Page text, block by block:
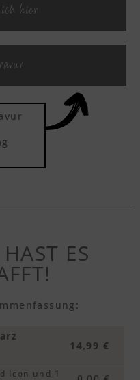
hier
ES
14,99 €
Icon und 1